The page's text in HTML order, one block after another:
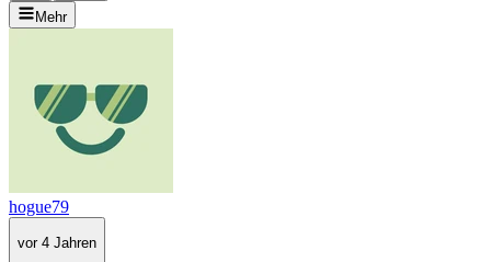
Mehr
hogue79
vor 4 Jahren